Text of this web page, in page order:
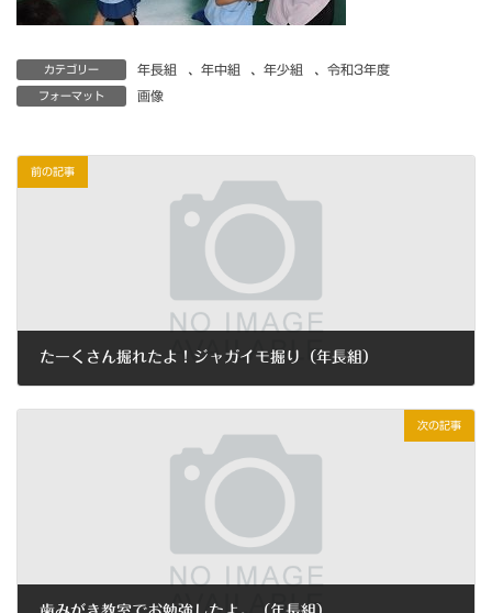
カテゴリー 年長組 、 年中組 、年少組 、 令和3年度
フォーマット 画像
前の記事
たーくさん掘れたよ！ジャガイモ掘り（年長組）
次の記事